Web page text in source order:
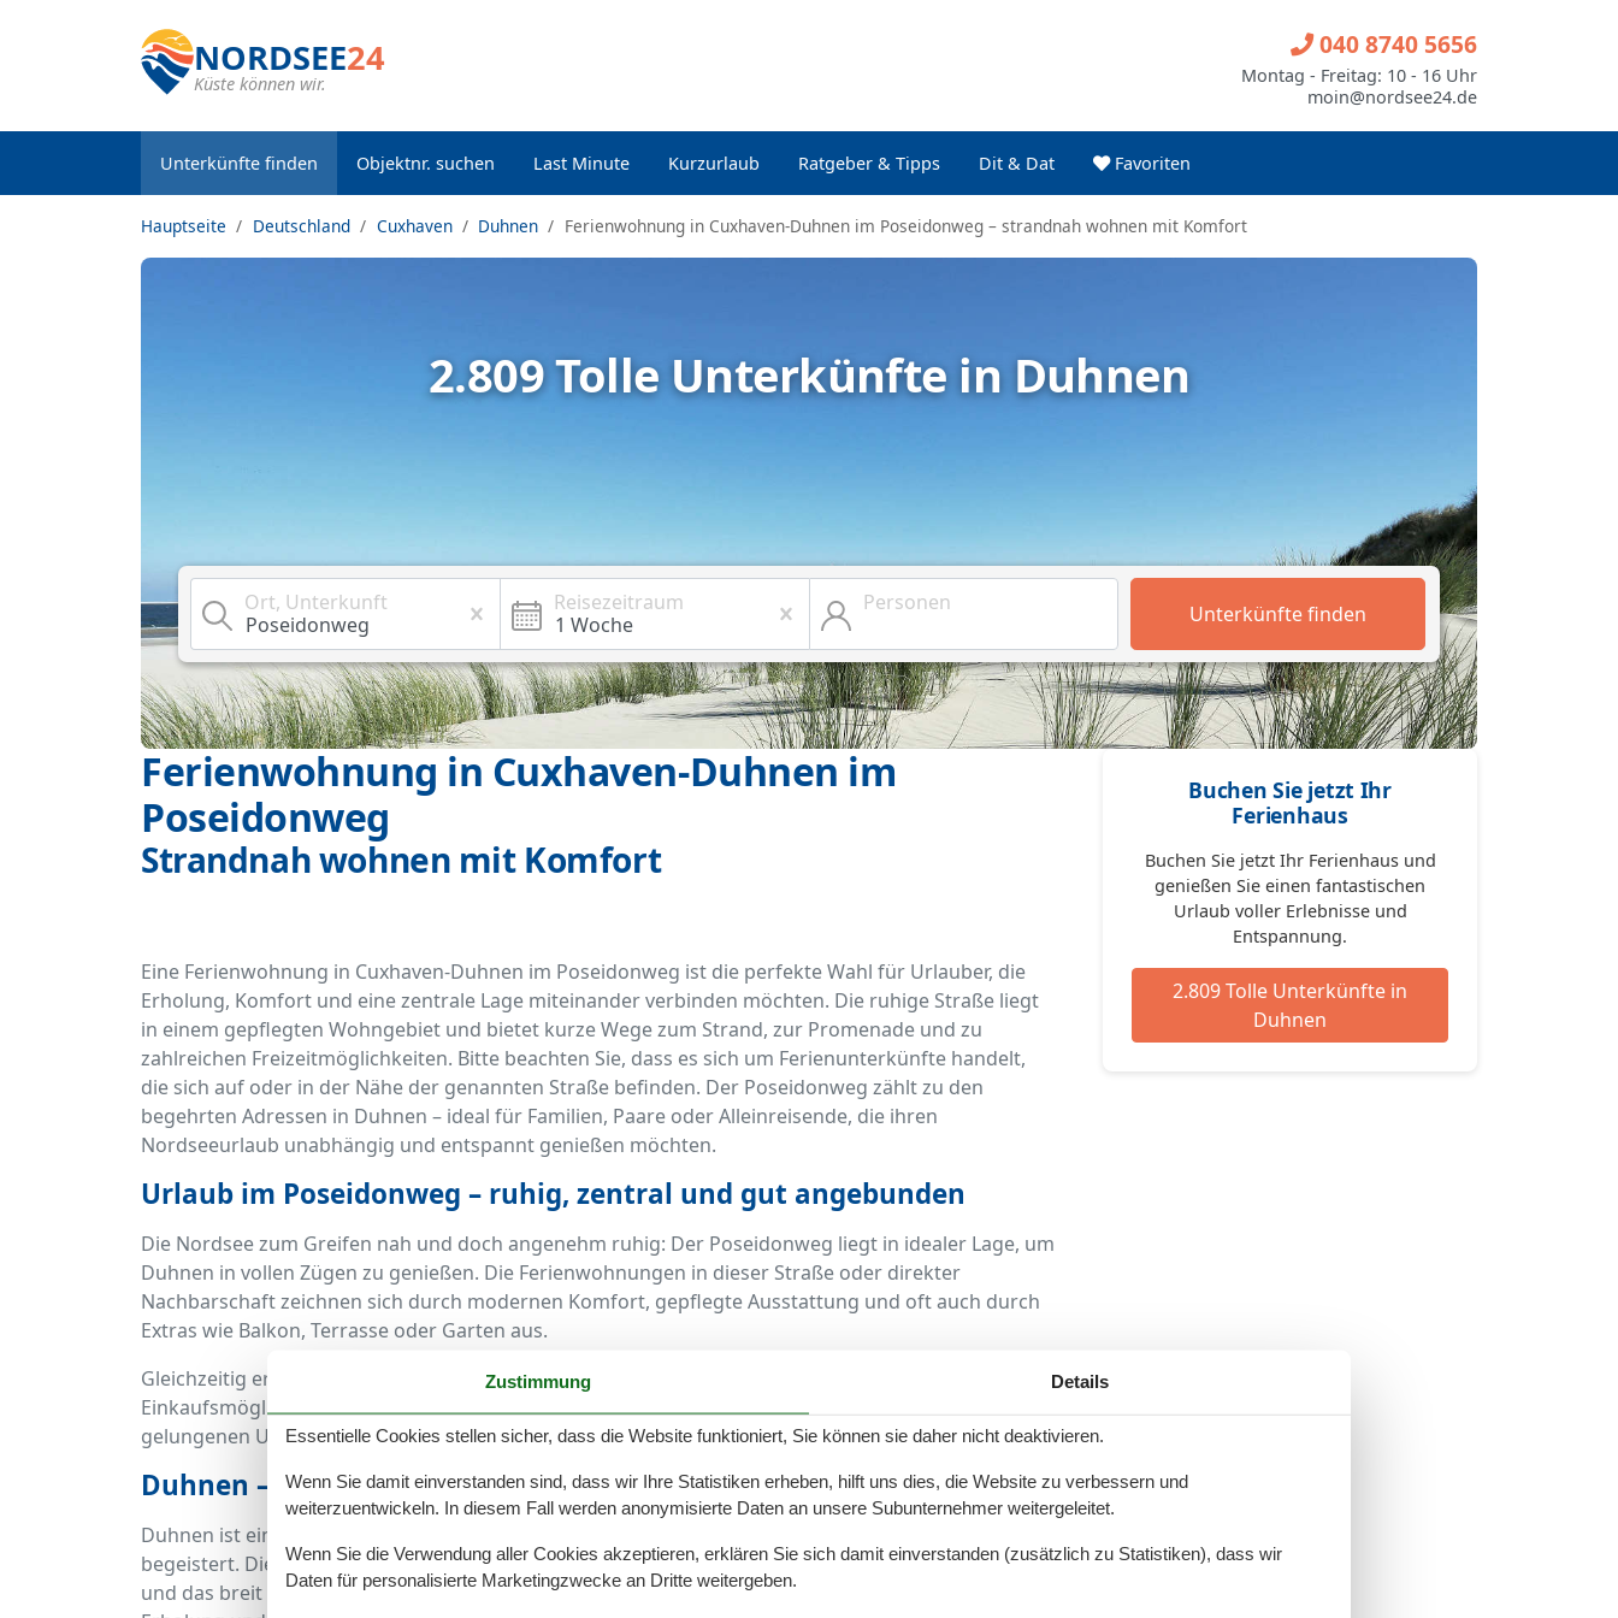
NORDSEE24
Küste können wir.
Unterkünfte finden Objektnr. suchen Last Minute Kurzurlaub Ratgeber & Tipps Dit & Dat Favoriten
040 8740 5656
Montag - Freitag: 10 - 16 Uhr
moin@nordsee24.de
Hauptseite Deutschland Cuxhaven Duhnen Ferienwohnung in Cuxhaven-Duhnen im Poseidonweg – strandnah wohnen mit Komfort
2.809 Tolle Unterkünfte in Duhnen
Ort, Unterkunft Reisezeitraum Personen Unterkünfte finden
Ferienwohnung in Cuxhaven-Duhnen im
Poseidonweg
Strandnah wohnen mit Komfort
Eine Ferienwohnung in Cuxhaven-Duhnen im Poseidonweg ist die perfekte Wahl für Urlauber, die
Erholung, Komfort und eine zentrale Lage miteinander verbinden möchten. Die ruhige Straße liegt
in einem gepflegten Wohngebiet und bietet kurze Wege zum Strand, zur Promenade und zu
zahlreichen Freizeitmöglichkeiten. Bitte beachten Sie, dass es sich um Ferienunterkünfte handelt,
die sich auf oder in der Nähe der genannten Straße befinden. Der Poseidonweg zählt zu den
begehrten Adressen in Duhnen – ideal für Familien, Paare oder Alleinreisende, die ihren
Nordseeurlaub unabhängig und entspannt genießen möchten.
Urlaub im Poseidonweg – ruhig, zentral und gut angebunden
Die Nordsee zum Greifen nah und doch angenehm ruhig: Der Poseidonweg liegt in idealer Lage, um
Duhnen in vollen Zügen zu genießen. Die Ferienwohnungen in dieser Straße oder direkter
Nachbarschaft zeichnen sich durch modernen Komfort, gepflegte Ausstattung und oft auch durch
Extras wie Balkon, Terrasse oder Garten aus.
Gleichzeitig erreichen Sie zu Fuß in wenigen Minuten den Deich, die Duhner Strandpromenade,
Einkaufsmöglichkeiten sowie zahlreiche Restaurants – perfekte Voraussetzungen für einen
gelungenen Urlaub.
Duhnen – der perfekte Ort für entspannte Ferientage
Duhnen ist ein traditionsreicher und dennoch moderner Ferienort, der jedes Jahr viele Nordseefans
begeistert. Die Nähe zum UNESCO-Weltnaturerbe Wattenmeer, die kilometerlangen Sandstrände
und das breit gefächerte Freizeitangebot machen Duhnen zur ersten Wahl für Urlauber, die
Buchen Sie jetzt Ihr
Ferienhaus
Buchen Sie jetzt Ihr Ferienhaus und
genießen Sie einen fantastischen
Urlaub voller Erlebnisse und
Entspannung.
2.809 Tolle Unterkünfte in
Duhnen
Zustimmung Details
Essentielle Cookies stellen sicher, dass die Website funktioniert, Sie können sie daher nicht deaktivieren.
Wenn Sie damit einverstanden sind, dass wir Ihre Statistiken erheben, hilft uns dies, die Website zu verbessern und
weiterzuentwickeln. In diesem Fall werden anonymisierte Daten an unsere Subunternehmer weitergeleitet.
Wenn Sie die Verwendung aller Cookies akzeptieren, erklären Sie sich damit einverstanden (zusätzlich zu Statistiken), dass wir
Daten für personalisierte Marketingzwecke an Dritte weitergeben.